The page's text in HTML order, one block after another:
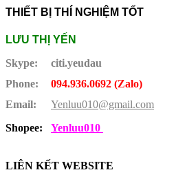
THIẾT BỊ THÍ NGHIỆM TỐT
LƯU THỊ YẾN
Skype:
citi.yeudau
Phone:
094.936.0692 (Zalo)
Email:
Yenluu010@gmail.com
Shopee:
Yenluu010
LIÊN KẾT WEBSITE